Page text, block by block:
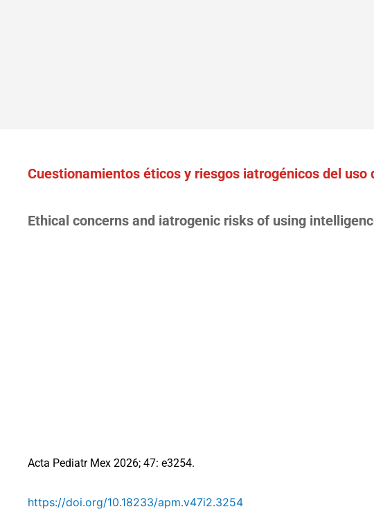
Cuestionamientos éticos y riesgos iatrogénicos del
Ethical concerns and iatrogenic risks of using
Acta Pediatr Mex 2026; 47: e3254.
https://doi.org/10.18233/apm.v47i2.3254